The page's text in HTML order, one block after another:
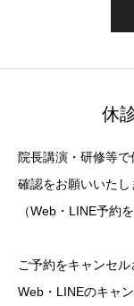
休
院長講演・研修等
確認をお願いいたし
（Web・LINE予約
ご予約をキャンセ
Web・LINEのキャ